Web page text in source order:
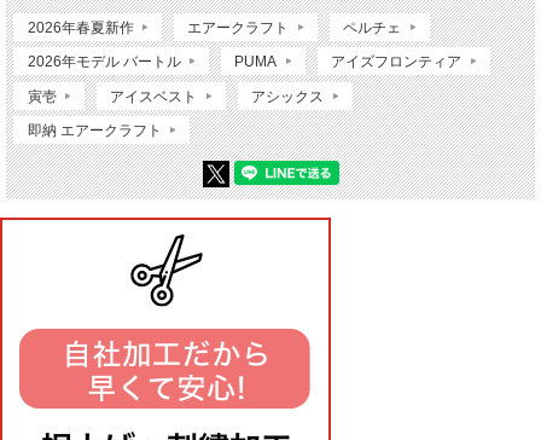
2026年春夏新作 エアークラフト ペルチェ
2026年モデル バートル PUMA アイズフロンティア
寅壱 アイスベスト アシックス
即納 エアークラフト